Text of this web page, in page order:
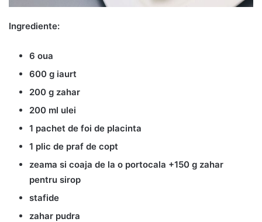
Ingrediente:
6 oua
600 g iaurt
200 g zahar
200 ml ulei
1 pachet de foi de placinta
1 plic de praf de copt
zeama si coaja de la o portocala +150 g zahar
pentru sirop
stafide
zahar pudra